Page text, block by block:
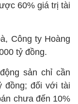
60% giá trị tài
Công ty Hoàng
tỷ đồng.
sản chỉ cần
đồng; đối với tài
chưa đến 10%